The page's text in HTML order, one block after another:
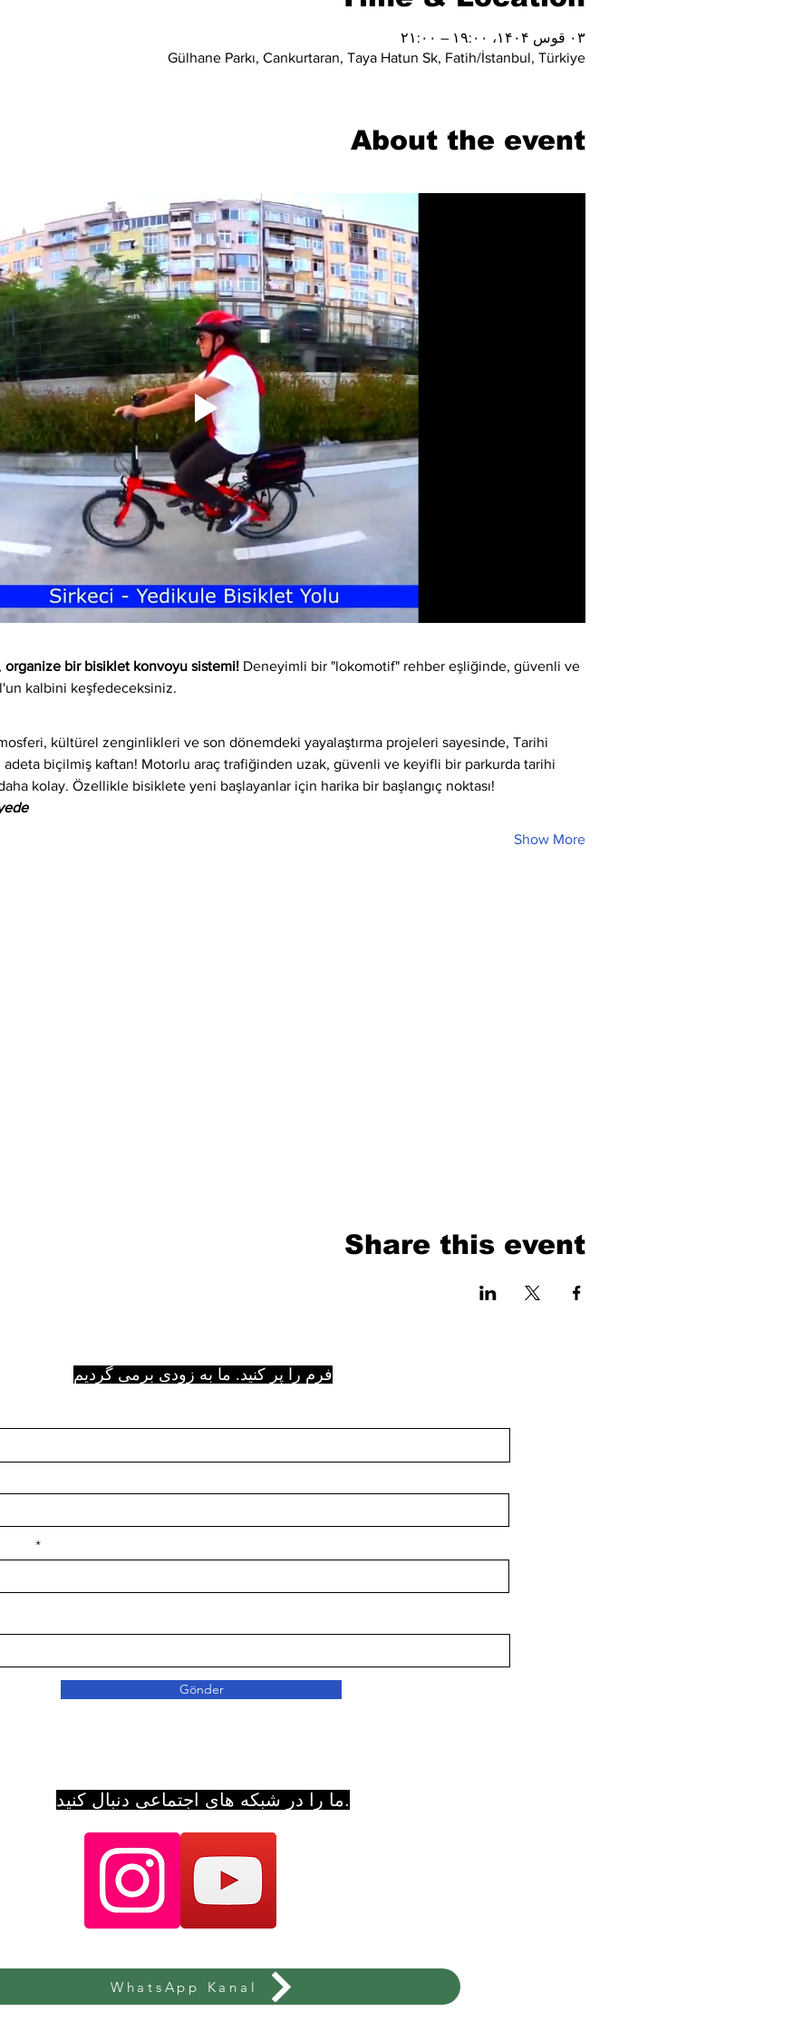
۰۳ قوس ۱۴۰۴، ۱۹:۰۰ – ۲۱:۰۰
Gülhane Parkı, Cankurtaran, Taya Hatun Sk, Fatih/İstanbul, Türkiye
About the event
organize bir bisiklet konvoyu sistemi! Deneyimli bir "lokomotif" rehber eşliğinde, güvenli ve
kalbini keşfedeceksiniz.
kültürel zenginlikleri ve son dönemdeki yayalaştırma projeleri sayesinde, Tarihi
adeta biçilmiş kaftan! Motorlu araç trafiğinden uzak, güvenli ve keyifli bir parkurda tarihi
kolay. Özellikle bisiklete yeni başlayanlar için harika bir başlangıç noktası!
Show More
Share this event
فرم را پر کنید. ما به زودی برمی گردیم
Gönder
ما را در شبکه های اجتماعی دنبال کنید.
WhatsApp Kanal